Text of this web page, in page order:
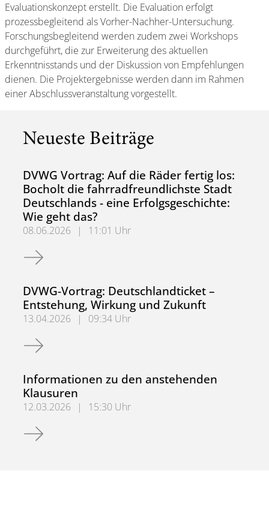
Evaluationskonzept erstellt. Die Evaluation erfolgt
prozessbegleitend als Vorher-Nachher-Untersuchung.
Forschungsbegleitend werden zudem zwei Workshops
durchgeführt, die zur Erweiterung des aktuellen
Erkenntnisstands und der Diskussion von Empfehlungen
dienen. Die Projektergebnisse werden dann im Rahmen
einer Abschlussveranstaltung vorgestellt.
Neueste Beiträge
DVWG Vortrag: Auf die Räder fertig los:
Bocholt die fahrradfreundlichste Stadt
Deutschlands - eine Erfolgsgeschichte:
Wie geht das?
08.06.2026 |
11:01 Uhr
DVWG Vortrag: Auf die Räder fertig los: Bocholt die
DVWG-Vortrag: Deutschlandticket –
Entstehung, Wirkung und Zukunft
13.04.2026 |
09:34 Uhr
DVWG-Vortrag: Deutschlandticket – Entstehung, Wirkung
Informationen zu den anstehenden
Klausuren
12.03.2026 |
15:30 Uhr
Informationen zu den anstehenden Klausuren